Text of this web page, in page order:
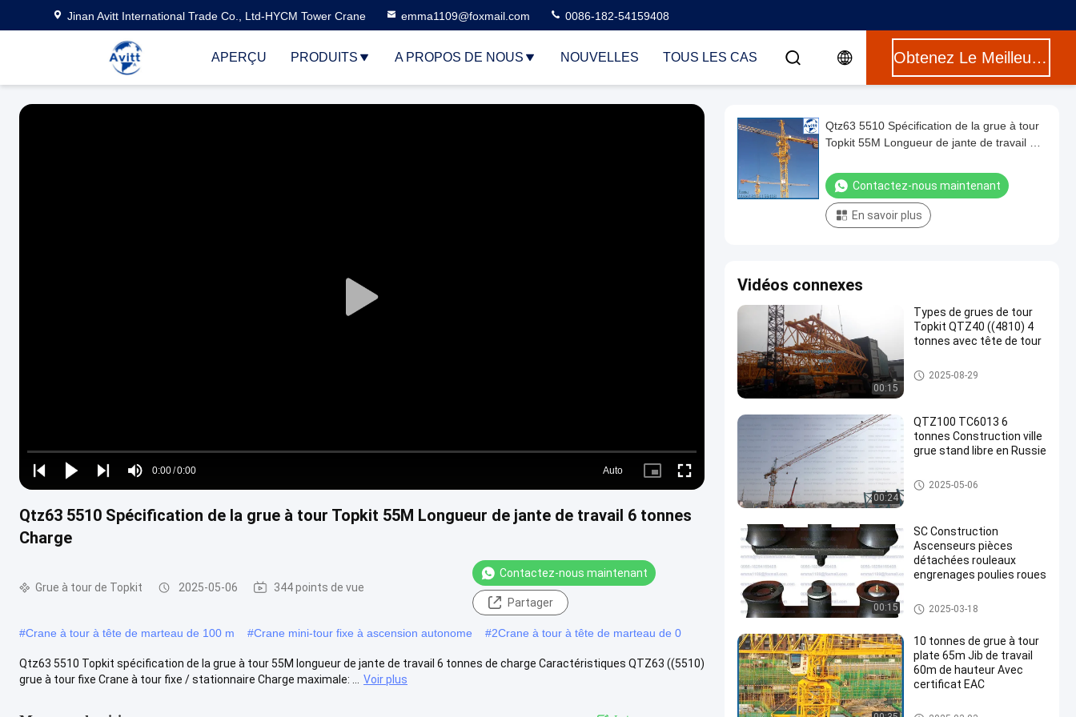
Jinan Avitt International Trade Co., Ltd-HYCM Tower Crane emma1109@foxmail.com 0086-182-54159408
APERÇU PRODUITS A PROPOS DE NOUS NOUVELLES TOUS LES CAS Obtenez Le Meilleur Prix
Play
Play
Play
Play
Mute
Time
0:00/0:00
Loaded:
0%
Auto
Picture- Fullscreen
Qtz63 5510 Spécification de la grue à tour Topkit 55M Longueur de jante de travail 6 tonnes
Charge
Grue à tour de Topkit 2025-05-06 344 points de vue
Contactez-nous maintenant
Partager
#Crane à tour à tête de marteau de 100 m #Crane mini-tour fixe à ascension autonome #2Crane à tour à tête de marteau de 0
Qtz63 5510 Topkit spécification de la grue à tour 55M longueur de jante de travail 6 tonnes de charge Caractéristiques QTZ63 ((5510)
grue à tour fixe Crane à tour fixe / stationnaire Charge maximale: ...
Voir plus
Qtz63 5510 Spécification de la grue à tour
Topkit 55M Longueur de jante de travail 6
Contactez-nous maintenant
En savoir plus
Vidéos connexes
00:15
Types de grues de tour
Topkit QTZ40 ((4810) 4
tonnes avec tête de tour
Grue à tour de Topkit
2025-08-29
00:24
QTZ100 TC6013 6
tonnes Construction ville
grue stand libre en Russie
Grue à tour de Topkit
2025-05-06
00:15
SC Construction
Ascenseurs pièces
détachées rouleaux
engrenages poulies roues
Pièces détachées de chariots
élévateurs
2025-03-18
10 tonnes de grue à tour
plate 65m Jib de travail
60m de hauteur Avec
certificat EAC
Grue à tour de surface plane